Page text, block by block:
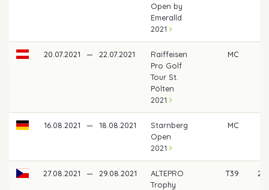
Open by
Emeralld
2021
20.07.2021 — 22.07.2021
Raiffeisen
Pro Golf
Tour St.
Pölten
2021
MC
16.08.2021 — 18.08.2021
Starnberg
Open
2021
MC
27.08.2021 — 29.08.2021
ALTEPRO
Trophy
T39